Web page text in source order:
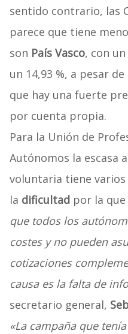
sentido contrario, las
parece que tiene
son País Vasco, con un
un 14,93 %, a pesar
que hay una fuerte
por cuenta propia.
Para la Unión de
Autónomos la escasa
voluntaria tiene
la dificultad por la
que todos los
costes y no pueden
cotizaciones
causa es la falta de
secretario general,
«La campaña que